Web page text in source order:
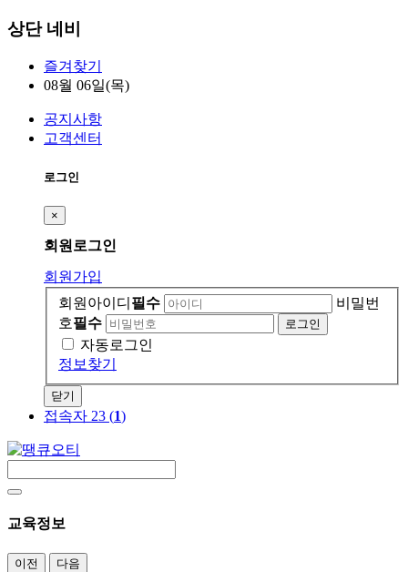
상단 네비
즐겨찾기
08월 06일(목)
공지사항
고객센터
로그인
×
회원 로그인
회원가입
회원아이디 필수
비밀번
호필수
자동로그인
정보찾기
닫기
접속자 23 (1)
교육정보
이전 다음